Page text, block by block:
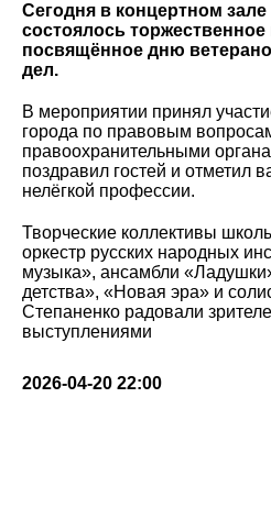
Сегодня в концертном
состоялось
посвящённое дню
дел.
В мероприятии принял
города по правовым
правоохранительными
поздравил гостей и отметил
нелёгкой профессии.
Творческие коллективы
оркестр русских народных
музыка», ансамбли
детства», «Новая эра» и
Степаненко радовали
выступлениями
2026-04-20 22:00